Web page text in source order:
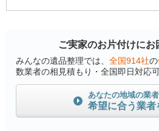
ご実家のお片付けにお
みんなの遺品整理では、 全国914社の
数業者の相見積もり・全国即日対応
あなたの地域の業
希望に合う業者